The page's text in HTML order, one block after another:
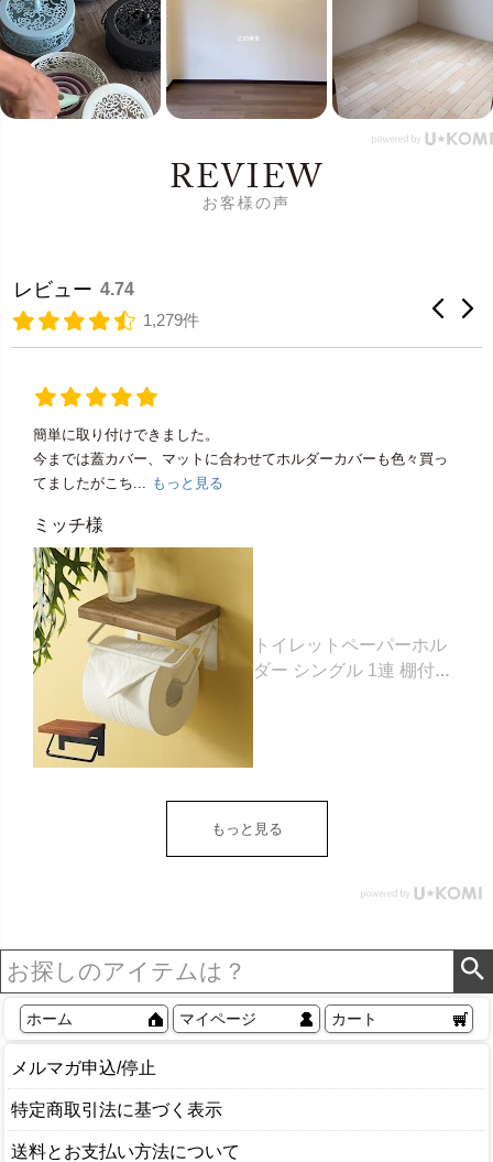
REVIEW
お客様の声
レビュー 4.74
1,279件
簡単に取り付けできました。
今までは蓋カバー、マットに合わせてホルダーカバーも色々買っ
てましたがこち...
もっと見る
ミッチ様
トイレットペーパーホル
ダー シングル 1連 棚付き
ダー 収納 DIY アンティー
ク ヴィンテージ ナチュラ
リア アジアン [84302] ホ
もっと見る
ホーム マイページ カート
メルマガ申込/停止
特定商取引法に基づく表示
送料とお支払い方法について